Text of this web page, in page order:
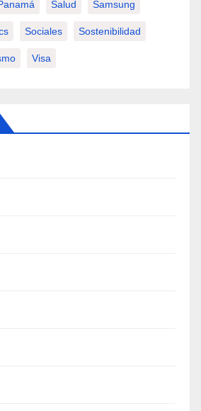
Salud Samsung
Sociales Sostenibilidad
Visa